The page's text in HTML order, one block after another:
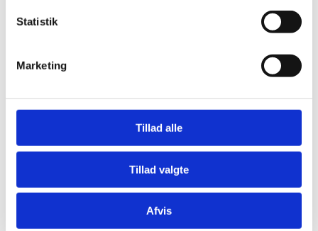
Statistik
Marketing
Tillad alle
Tillad valgte
Afvis
7430 Ikast
Telefon træffetid:
Kontakt@gastrobutikken.dk
Mandag til torsdag: 10:00 – 14:00.
Fredag: Telefonlukket.